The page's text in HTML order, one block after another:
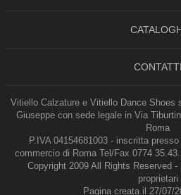
CONTATTI
Vitiello Calzature e Vitiello Dance Shoes
Giuseppe con sede legale in Via
Roma
P.IVA 04154681003 - inscritta
commercio di Roma Tel/Fax 0774
Copyright 2009 All Rights Reserved
proprietari
Pagina creata il 27/07/